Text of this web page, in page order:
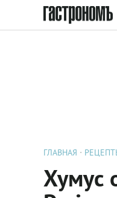
ГЛАВНАЯ
Хумус